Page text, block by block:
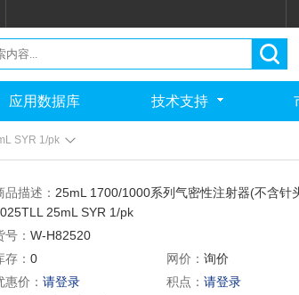
应用数据库 技术支持
SYR 1/pk
品描述： 25mL 1700/1000系列气密性注射器(不含针
25mL SYR 1/pk
号： W-H82520
存： 0 网价： 询价
惠价： 请登录 积点： 请登录